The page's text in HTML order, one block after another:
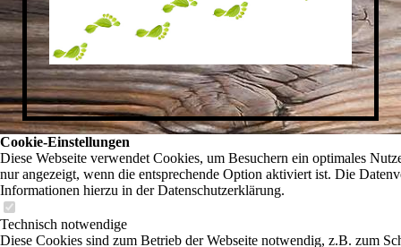
Cookie-Einstellungen
Diese Webseite verwendet Cookies, um Besuchern ein optimales
nur angezeigt, wenn die entsprechende Option aktiviert ist. Die
Informationen hierzu in der Datenschutzerklärung.
Technisch notwendige
Diese Cookies sind zum Betrieb der Webseite notwendig, z.B. zum